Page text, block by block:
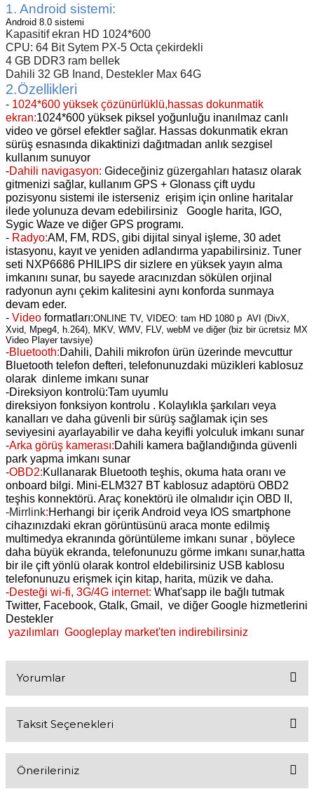
1. Android sistemi:
Android 8.0 sistemi
Kapasitif ekran HD 1024*600
CPU: 64 Bit Sytem PX-5 Octa çekirdekli
4 GB DDR3 ram bellek
Dahili 32 GB Inand, Destekler Max 64G
2.Özellikleri
- 1024*600 yüksek çözünürlüklü,hassas dokunmatik
ekran:1024*600 yüksek piksel yoğunluğu inanılmaz canlı
video ve görsel efektler sağlar. Hassas dokunmatik ekran
sürüş esnasında dikaktinizi dağıtmadan anlık sezgisel
kullanım sunuyor
-Dahili navigasyon: Gideceğiniz güzergahları hatasız olarak
gitmenizi sağlar, kullanım GPS + Glonass çift uydu
pozisyonu sistemi ile isterseniz erişim için online haritalar
ilede yolunuza devam edebilirsiniz Google harita, IGO,
Sygic Waze ve diğer GPS programı.
- Radyo:AM, FM, RDS, gibi dijital sinyal işleme, 30 adet
istasyonu, kayıt ve yeniden adlandırma yapabilirsiniz. Tuner
seti NXP6686 PHILIPS dir sizlere en yüksek yayın alma
imkanını sunar, bu sayede aracınızdan sökülen orjinal
radyonun aynı çekim kalitesini aynı konforda sunmaya
devam eder.
- Video formatları:ONLINE TV, VIDEO: tam HD 1080 p AVI (DivX,
Xvid, Mpeg4, h.264), MKV, WMV, FLV, webM ve diğer (biz bir ücretsiz MX
Video Player tavsiye)
-Bluetooth:Dahili, Dahili mikrofon ürün üzerinde mevcuttur
Bluetooth telefon defteri, telefonunuzdaki müzikleri kablosuz
olarak dinleme imkanı sunar
-Direksiyon kontrolü:Tam uyumlu
direksiyon fonksiyon kontrolu . Kolaylıkla şarkıları veya
kanalları ve daha güvenli bir sürüş sağlamak için ses
seviyesini ayarlayabilir ve daha keyifli yolculuk imkanı sunar
-Arka görüş kamerası:Dahili kamera bağlandığında güvenli
park yapma imkanı sunar
-OBD2:Kullanarak Bluetooth teşhis, okuma hata oranı ve
onboard bilgi. Mini-ELM327 BT kablosuz adaptörü OBD2
teşhis konnektörü. Araç konektörü ile olmalıdır için OBD II,
-Mirrlink:Herhangi bir içerik Android veya IOS smartphone
cihazınızdaki ekran görüntüsünü araca monte edilmiş
multimedya ekranında görüntüleme imkanı sunar , böylece
daha büyük ekranda, telefonunuzu görme imkanı sunar,hatta
bir ile çift yönlü olarak kontrol eldebilirsiniz USB kablosu
telefonunuzu erişmek için kitap, harita, müzik ve daha.
-Desteği wi-fi, 3G/4G internet: What'sapp ile bağlı tutmak
Twitter, Facebook, Gtalk, Gmail, ve diğer Google hizmetlerini
Destekler
yazılımları Googleplay market'ten indirebilirsiniz
Yorumlar
Taksit Seçenekleri
Önerileriniz